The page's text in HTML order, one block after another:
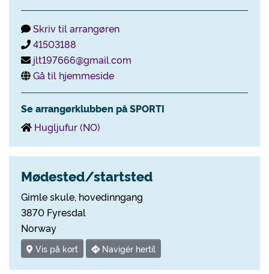
Skriv til arrangøren
41503188
jlt197666@gmail.com
Gå til hjemmeside
Se arrangørklubben på SPORTI
Hugljufur (NO)
Mødested/startsted
Gimle skule, hovedinngang
3870 Fyresdal
Norway
Vis på kort Navigér hertil